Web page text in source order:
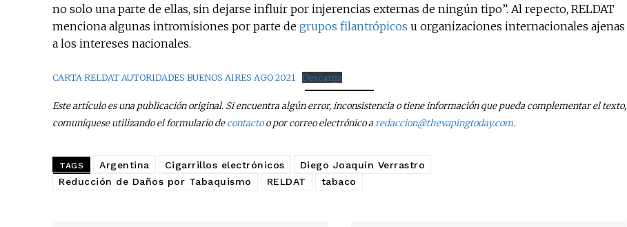
no solo una parte de ellas, sin dejarse influir por injerencias externas de ningún tipo”. Al repecto, RELDAT
menciona algunas intromisiones por parte de grupos filantrópicos u organizaciones internacionales ajenas
a los intereses nacionales.
CARTA RELDAT AUTORIDADES BUENOS AIRES AGO 2021 Descarga
Este artículo es una publicación original. Si encuentra algún error, inconsistencia o tiene información que pueda complementar el texto,
comuníquese utilizando el formulario decontactoo por correo electrónico aredaccion@thevapingtoday.com.
TAGS Argentina Cigarrillos electrónicos
Diego Joaquín Verrastro
Reducción de Daños por Tabaquismo
RELDAT tabaco